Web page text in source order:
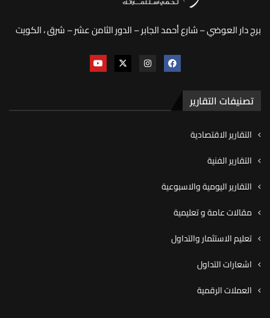
برج دار العوضي – شارع أحمد الجابر – الدور الثامن عشر – شرق ، الكويت
تصنيفات التقارير
التقارير الاقتصادية
التقارير الفنية
التقارير اليومية والاسبوعية
مقالات عامة و تعليمية
تعليم الاستثمار والتداول
اشعارات التداول
العملات الرقمية